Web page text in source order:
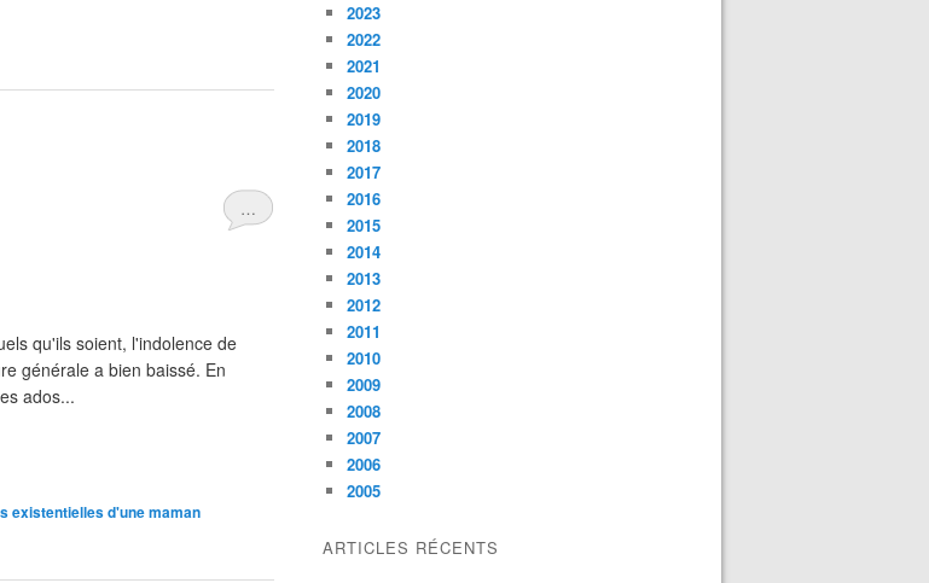
…
qu'ils soient, l'indolence de
générale a bien baissé. En
ados...
existentielles d'une maman
2023
2022
2021
2020
2019
2018
2017
2016
2015
2014
2013
2012
2011
2010
2009
2008
2007
2006
2005
ARTICLES RÉCENTS